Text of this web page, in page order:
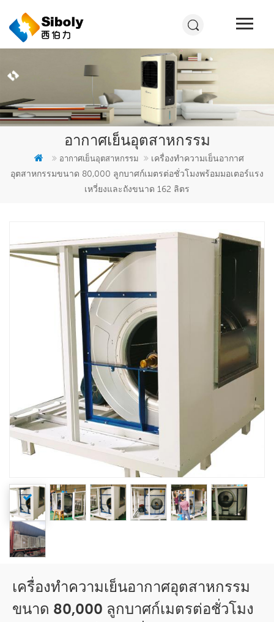
อากาศเย็นอุตสาหกรรม
อากาศเย็นอุตสาหกรรม
เครื่องทำความเย็นอากาศ
อุตสาหกรรมขนาด 80,000 ลูกบาศก์เมตรต่อชั่วโมงพร้อมมอเตอร์แรง
เหวี่ยงและถังขนาด 162 ลิตร
เครื่องทำความเย็นอากาศอุตสาหกรรม
ขนาด 80,000 ลูกบาศก์เมตรต่อชั่วโมง